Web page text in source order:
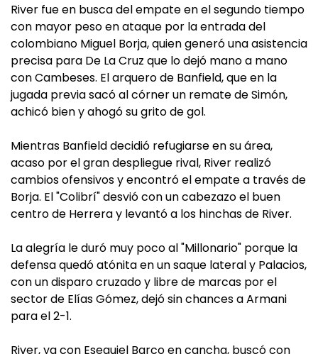
River fue en busca del empate en el segundo tiempo
con mayor peso en ataque por la entrada del
colombiano Miguel Borja, quien generó una asistencia
precisa para De La Cruz que lo dejó mano a mano
con Cambeses. El arquero de Banfield, que en la
jugada previa sacó al córner un remate de Simón,
achicó bien y ahogó su grito de gol.
Mientras Banfield decidió refugiarse en su área,
acaso por el gran despliegue rival, River realizó
cambios ofensivos y encontró el empate a través de
Borja. El "Colibrí" desvió con un cabezazo el buen
centro de Herrera y levantó a los hinchas de River.
La alegría le duró muy poco al "Millonario" porque la
defensa quedó atónita en un saque lateral y Palacios,
con un disparo cruzado y libre de marcas por el
sector de Elías Gómez, dejó sin chances a Armani
para el 2-1.
River, ya con Esequiel Barco en cancha, buscó con